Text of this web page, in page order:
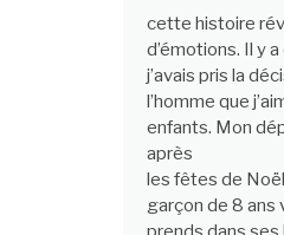
cette histoire
d’émotions. Il y
j’avais pris la
l’homme que
enfants. Mon
après
les fêtes de
garçon de 8 ans